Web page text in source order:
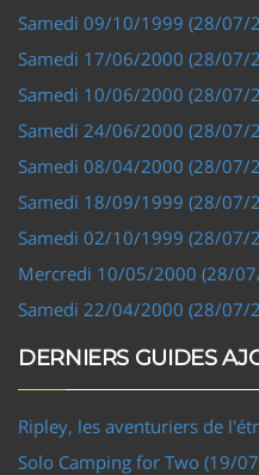
Samedi 09/10/1999 (28/07/
Samedi 17/06/2000 (28/07/
Samedi 10/06/2000 (28/07/
Samedi 24/06/2000 (28/07/
Samedi 08/04/2000 (28/07/
Samedi 18/09/1999 (28/07/
Samedi 02/10/1999 (28/07/
Mercredi 10/05/2000 (28/
Samedi 22/04/2000 (28/07/
DERNIERS GUIDES
Ripley, les aventuriers de
Solo Camping for Two (19/